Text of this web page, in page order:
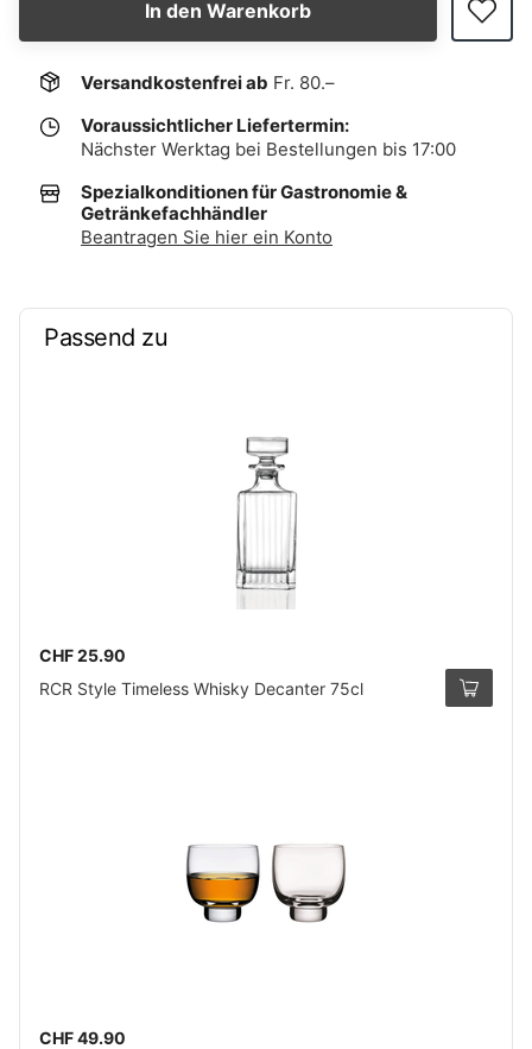
In den Warenkorb
Versandkostenfrei ab Fr. 80.–
Voraussichtlicher Liefertermin:
Nächster Werktag bei Bestellungen bis 17:00
Spezialkonditionen für Gastronomie &
Getränkefachhändler
Beantragen Sie hier ein Konto
Passend zu
CHF 25.90
RCR Style Timeless Whisky Decanter 75cl
CHF 49.90